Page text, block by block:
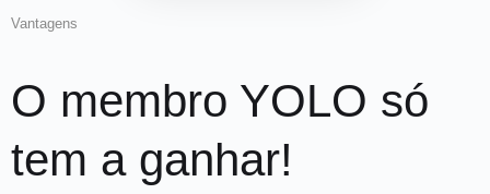
Vantagens
O membro YOLO só
tem a ganhar!